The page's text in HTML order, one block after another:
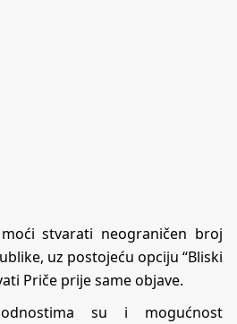
stvarati neograničen broj
uz postojeću opciju “Bliski
Priče prije same objave.
su i mogućnost